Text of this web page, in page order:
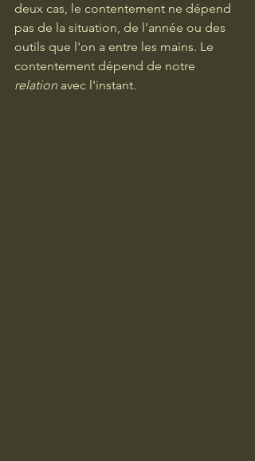
deux cas, le contentement ne dépend
pas de la situation, de l'année ou des
outils que l'on a entre les mains. Le
contentement dépend de notre
relation avec l'instant.